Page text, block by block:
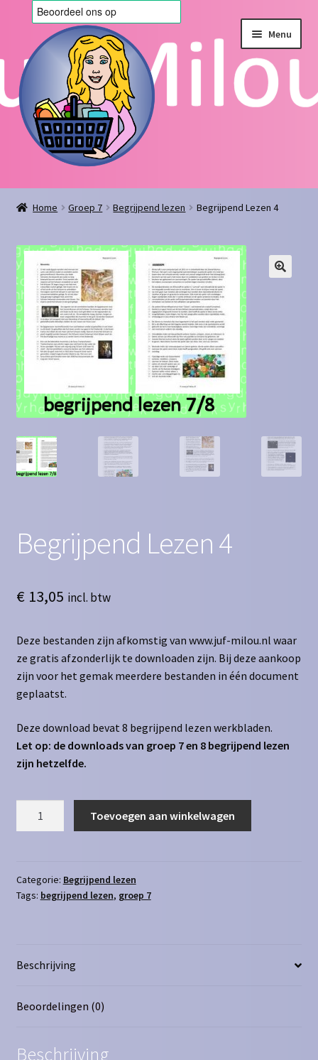
door
naar
navigatie
de
inhoud
Menu
Home
Algemene voorwaarden
Blog
Contact
Homepagina
Mijn account
Privacy Policy
Home Groep 7 Begrijpend lezen Begrijpend Lezen 4
Begrijpend Lezen 4
€13,05 incl. btw
Deze bestanden zijn afkomstig van www.juf-milou.nl waar
ze gratis afzonderlijk te downloaden zijn. Bij deze aankoop
zijn voor het gemak meerdere bestanden in één document
geplaatst.
Deze download bevat 8 begrijpend lezen werkbladen.
Let op: de downloads van groep 7 en 8 begrijpend lezen
zijn hetzelfde.
Toevoegen aan winkelwagen
Categorie: Begrijpend lezen
Tags: begrijpend lezen, groep 7
Beschrijving
Beoordelingen (0)
Beschrijving